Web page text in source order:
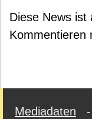
Diese News ist
Kommentieren
Mediadaten